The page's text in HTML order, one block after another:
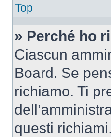
Top
» Perché ho
Ciascun
Board. Se
richiamo. Ti
questi richiami.